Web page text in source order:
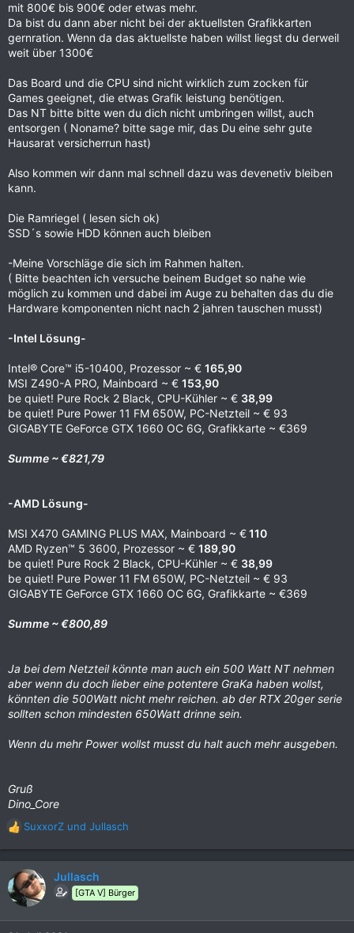
mit 800€ bis 900€ oder etwas mehr.
Da bist du dann aber nicht bei der aktuellsten Grafikkarten
gernration. Wenn da das aktuellste haben willst liegst du derweil
weit über 1300€
Das Board und die CPU sind nicht wirklich zum zocken für
Games geeignet, die etwas Grafik leistung benötigen.
Das NT bitte bitte wen du dich nicht umbringen willst, auch
entsorgen ( Noname? bitte sage mir, das Du eine sehr gute
Hausarat versicherrun hast)
Also kommen wir dann mal schnell dazu was devenetiv bleiben
kann.
Die Ramriegel ( lesen sich ok)
SSD´s sowie HDD können auch bleiben
-Meine Vorschläge die sich im Rahmen halten.
( Bitte beachten ich versuche beinem Budget so nahe wie
möglich zu kommen und dabei im Auge zu behalten das du die
Hardware komponenten nicht nach 2 jahren tauschen musst)
-Intel Lösung-
Intel® Core™ i5-10400, Prozessor ~ € 165,90
MSI Z490-A PRO, Mainboard ~ € 153,90
be quiet! Pure Rock 2 Black, CPU-Kühler ~ € 38,99
be quiet! Pure Power 11 FM 650W, PC-Netzteil ~ € 93
GIGABYTE GeForce GTX 1660 OC 6G, Grafikkarte ~ €369
Summe ~ €821,79
-AMD Lösung-
MSI X470 GAMING PLUS MAX, Mainboard ~ €110
AMD Ryzen™ 5 3600, Prozessor ~ € 189,90
be quiet! Pure Rock 2 Black, CPU-Kühler ~ € 38,99
be quiet! Pure Power 11 FM 650W, PC-Netzteil ~ € 93
GIGABYTE GeForce GTX 1660 OC 6G, Grafikkarte ~ €369
Summe ~ €800,89
Ja bei dem Netzteil könnte man auch ein 500 Watt NT nehmen
aber wenn du doch lieber eine potentere GraKa haben wollst,
könnten die 500Watt nicht mehr reichen. ab der RTX 20ger serie
sollten schon mindesten 650Watt drinne sein.
Wenn du mehr Power wollst musst du halt auch mehr ausgeben.
Gruß
Dino_Core
R
e
a
k
t
SuxxorZ und Jullasch
Jullasch
[GTA V] Bürger